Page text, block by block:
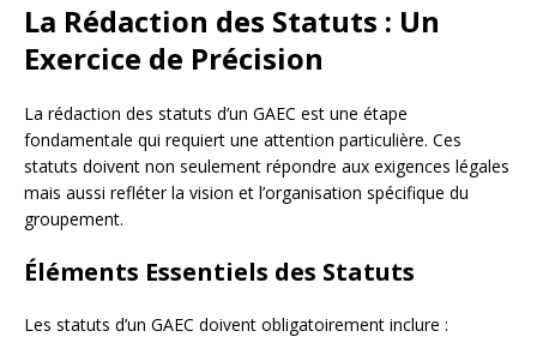
La Rédaction des Statuts : Un
Exercice de Précision
La rédaction des statuts d’un GAEC est une étape
fondamentale qui requiert une attention particulière. Ces
statuts doivent non seulement répondre aux exigences légales
mais aussi refléter la vision et l’organisation spécifique du
groupement.
Éléments Essentiels des Statuts
Les statuts d’un GAEC doivent obligatoirement inclure :